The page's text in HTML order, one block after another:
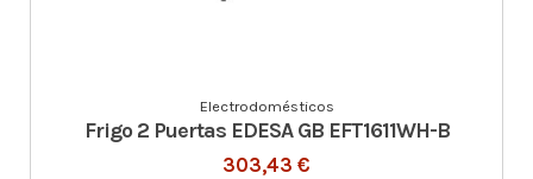
Electrodomésticos
Frigo 2 Puertas EDESA GB EFT1611WH-B
303,43 €